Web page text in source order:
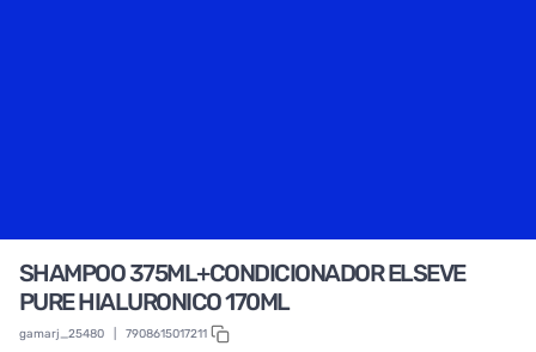
SHAMPOO 375ML+CONDICIONADOR ELSEVE
PURE HIALURONICO 170ML
gamarj_25480 7908615017211